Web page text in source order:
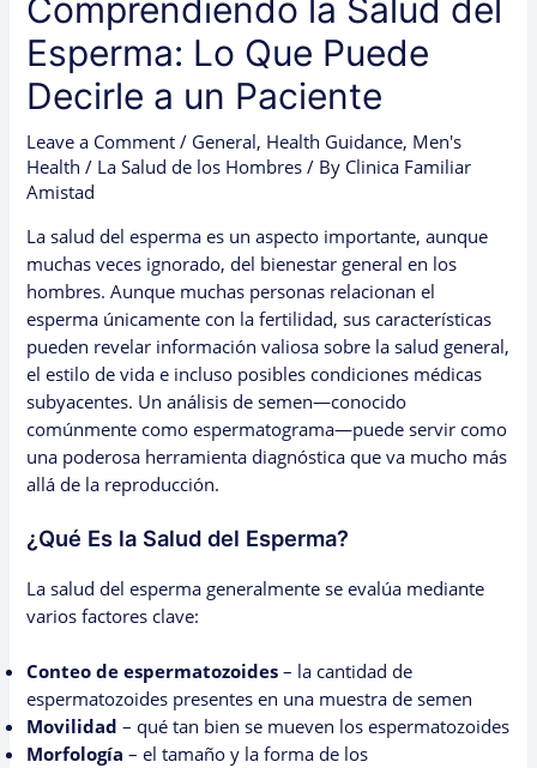
Comprendiendo la Salud del
Esperma: Lo Que Puede
Decirle a un Paciente
Leave a Comment / General, Health Guidance, Men's
Health / La Salud de los Hombres / By Clinica Familiar
Amistad
La salud del esperma es un aspecto importante, aunque
muchas veces ignorado, del bienestar general en los
hombres. Aunque muchas personas relacionan el
esperma únicamente con la fertilidad, sus características
pueden revelar información valiosa sobre la salud general,
el estilo de vida e incluso posibles condiciones médicas
subyacentes. Un análisis de semen—conocido
comúnmente como espermatograma—puede servir como
una poderosa herramienta diagnóstica que va mucho más
allá de la reproducción.
¿Qué Es la Salud del Esperma?
La salud del esperma generalmente se evalúa mediante
varios factores clave:
Conteo de espermatozoides – la cantidad de
espermatozoides presentes en una muestra de semen
Movilidad – qué tan bien se mueven los espermatozoides
Morfología – el tamaño y la forma de los